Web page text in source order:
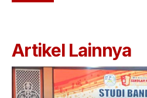
Artikel Lainnya